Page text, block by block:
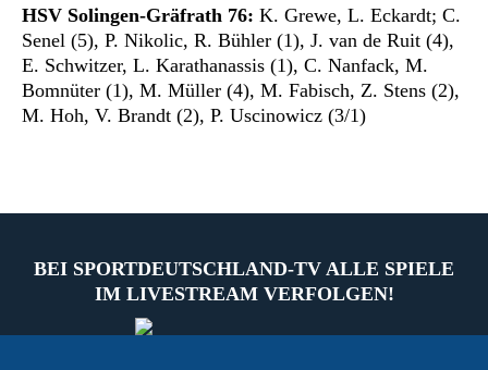
HSV Solingen-Gräfrath 76: K. Grewe, L. Eckardt; C.
Senel (5), P. Nikolic, R. Bühler (1), J. van de Ruit (4),
E. Schwitzer, L. Karathanassis (1), C. Nanfack, M.
Bomnüter (1), M. Müller (4), M. Fabisch, Z. Stens (2),
M. Hoh, V. Brandt (2), P. Uscinowicz (3/1)
BEI SPORTDEUTSCHLAND-TV ALLE SPIELE
IM LIVESTREAM VERFOLGEN!